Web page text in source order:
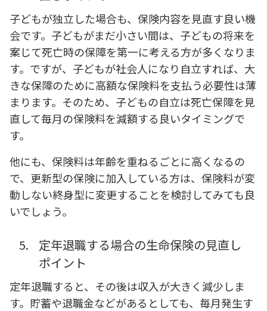
子どもが独立した場合も、保険内容を見直す良い機
会です。子どもがまだ小さい間は、子どもの将来を
案じて死亡時の保障を第一に考える方が多くなりま
す。ですが、子どもが社会人になり自立すれば、大
きな保障のために高額な保険料を支払う必要性は薄
まります。そのため、子どもの自立は死亡保障を見
直して毎月の保険料を減額する良いタイミングで
す。
他にも、保険料は年齢を重ねるごとに高くなるの
で、更新型の保険に加入している方は、保険料が変
動しない終身型に変更することを検討してみても良
いでしょう。
5.
定年退職する場合の生命保険の見直し
ポイント
定年退職すると、その後は収入が大きく減少しま
す。貯蓄や退職金などがあるとしても、毎月発生す